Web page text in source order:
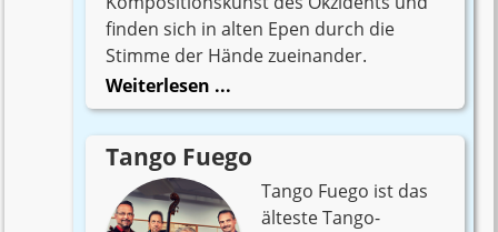
Schauspieler-
Rezitatoren
Madeleine Milojcic
Regina Schrott
finden sich in alten Epen durch die
Stimme der Hände zueinander.
Weiterlesen ...
Tango Fuego
Tango Fuego ist das
älteste Tango-